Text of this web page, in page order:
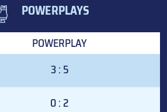
POWERPLAYS
POWERPLAY
3 : 5
0 : 2